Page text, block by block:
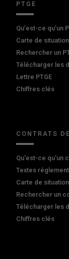
PTGE
Qu’est-ce qu’un
Carte de
Rechercher un
Télécharger les
Lettre PTGE
Chiffres clés
CONTRATS
Qu'est-ce qu'un
Textes
Carte de situation
Rechercher un
Télécharger les
Chiffres clés